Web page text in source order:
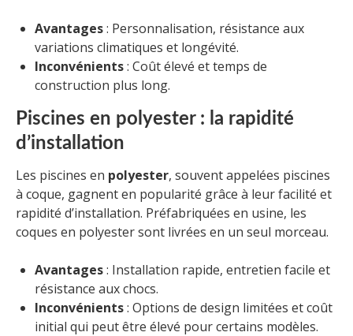
Avantages: Personnalisation, résistance aux
variations climatiques et longévité.
Inconvénients: Coût élevé et temps de
construction plus long.
Piscines en polyester : la rapidité
d’installation
Les piscines en polyester, souvent appelées piscines
à coque, gagnent en popularité grâce à leur facilité et
rapidité d’installation. Préfabriquées en usine, les
coques en polyester sont livrées en un seul morceau.
Avantages: Installation rapide, entretien facile et
résistance aux chocs.
Inconvénients: Options de design limitées et coût
initial qui peut être élevé pour certains modèles.